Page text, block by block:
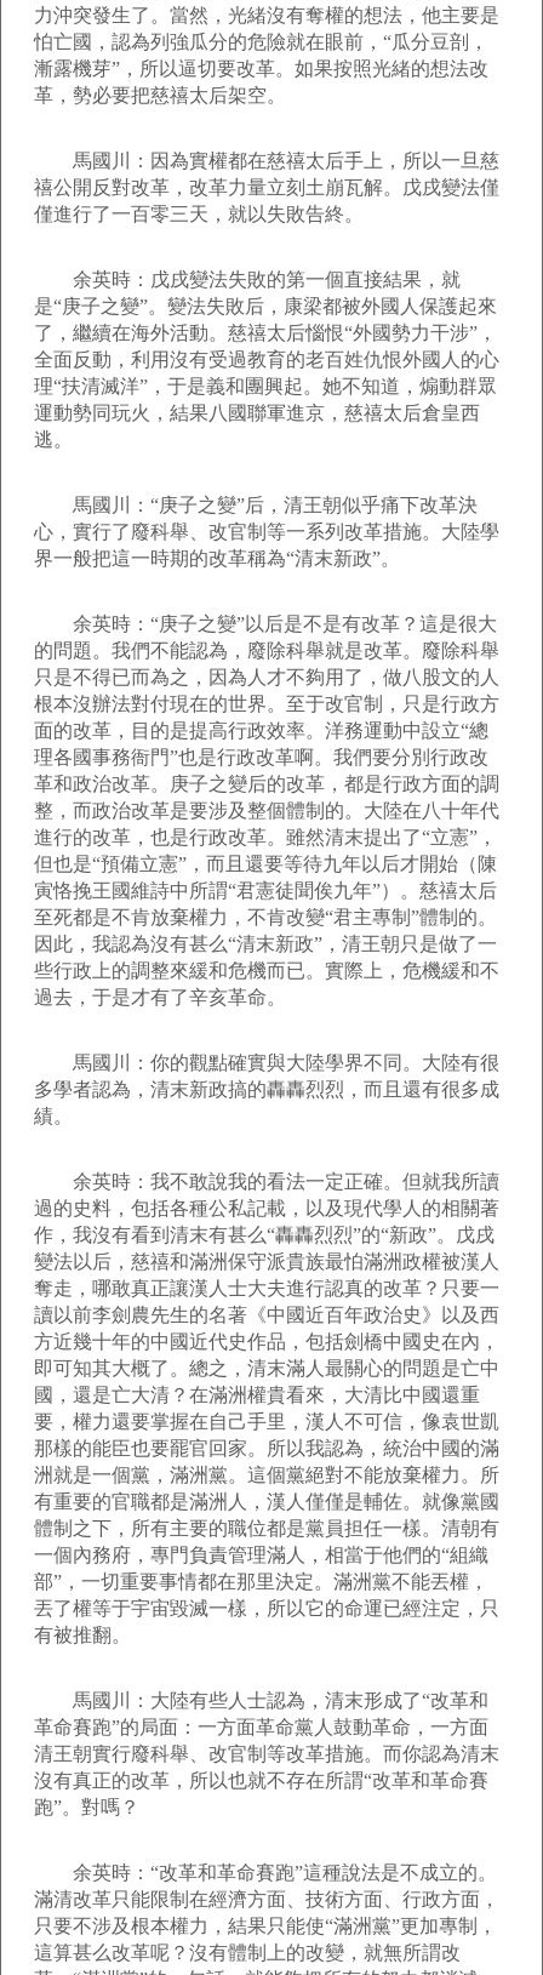
力沖突發生了。當然，光緒沒有奪權的想法，他主要是
怕亡國，認為列強瓜分的危險就在眼前，“瓜分豆剖，
漸露機芽”，所以逼切要改革。如果按照光緒的想法改
革，勢必要把慈禧太后架空。
馬國川：因為實權都在慈禧太后手上，所以一旦慈
禧公開反對改革，改革力量立刻土崩瓦解。戊戌變法僅
僅進行了一百零三天，就以失敗告終。
余英時：戊戌變法失敗的第一個直接結果，就
是“庚子之變”。變法失敗后，康梁都被外國人保護起來
了，繼續在海外活動。慈禧太后惱恨“外國勢力干涉”，
全面反動，利用沒有受過教育的老百姓仇恨外國人的心
理“扶清滅洋”，于是義和團興起。她不知道，煽動群眾
運動勢同玩火，結果八國聯軍進京，慈禧太后倉皇西
逃。
馬國川：“庚子之變”后，清王朝似乎痛下改革決
心，實行了廢科舉、改官制等一系列改革措施。大陸學
界一般把這一時期的改革稱為“清末新政”。
余英時：“庚子之變”以后是不是有改革？這是很大
的問題。我們不能認為，廢除科舉就是改革。廢除科舉
只是不得已而為之，因為人才不夠用了，做八股文的人
根本沒辦法對付現在的世界。至于改官制，只是行政方
面的改革，目的是提高行政效率。洋務運動中設立“總
理各國事務衙門”也是行政改革啊。我們要分別行政改
革和政治改革。庚子之變后的改革，都是行政方面的調
整，而政治改革是要涉及整個體制的。大陸在八十年代
進行的改革，也是行政改革。雖然清末提出了“立憲”，
但也是“預備立憲”，而且還要等待九年以后才開始（陳
寅恪挽王國維詩中所謂“君憲徒聞俟九年”）。慈禧太后
至死都是不肯放棄權力，不肯改變“君主專制”體制的。
因此，我認為沒有甚么“清末新政”，清王朝只是做了一
些行政上的調整來緩和危機而已。實際上，危機緩和不
過去，于是才有了辛亥革命。
馬國川：你的觀點確實與大陸學界不同。大陸有很
多學者認為，清末新政搞的轟轟烈烈，而且還有很多成
績。
余英時：我不敢說我的看法一定正確。但就我所讀
過的史料，包括各種公私記載，以及現代學人的相關著
作，我沒有看到清末有甚么“轟轟烈烈”的“新政”。戊戌
變法以后，慈禧和滿洲保守派貴族最怕滿洲政權被漢人
奪走，哪敢真正讓漢人士大夫進行認真的改革？只要一
讀以前李劍農先生的名著《中國近百年政治史》以及西
方近幾十年的中國近代史作品，包括劍橋中國史在內，
即可知其大概了。總之，清末滿人最關心的問題是亡中
國，還是亡大清？在滿洲權貴看來，大清比中國還重
要，權力還要掌握在自己手里，漢人不可信，像袁世凱
那樣的能臣也要罷官回家。所以我認為，統治中國的滿
洲就是一個黨，滿洲黨。這個黨絕對不能放棄權力。所
有重要的官職都是滿洲人，漢人僅僅是輔佐。就像黨國
體制之下，所有主要的職位都是黨員担任一樣。清朝有
一個內務府，專門負責管理滿人，相當于他們的“組織
部”，一切重要事情都在那里決定。滿洲黨不能丟權，
丟了權等于宇宙毀滅一樣，所以它的命運已經注定，只
有被推翻。
馬國川：大陸有些人士認為，清末形成了“改革和
革命賽跑”的局面：一方面革命黨人鼓動革命，一方面
清王朝實行廢科舉、改官制等改革措施。而你認為清末
沒有真正的改革，所以也就不存在所謂“改革和革命賽
跑”。對嗎？
余英時：“改革和革命賽跑”這種說法是不成立的。
滿清改革只能限制在經濟方面、技術方面、行政方面，
只要不涉及根本權力，結果只能使“滿洲黨”更加專制，
這算甚么改革呢？沒有體制上的改變，就無所謂改